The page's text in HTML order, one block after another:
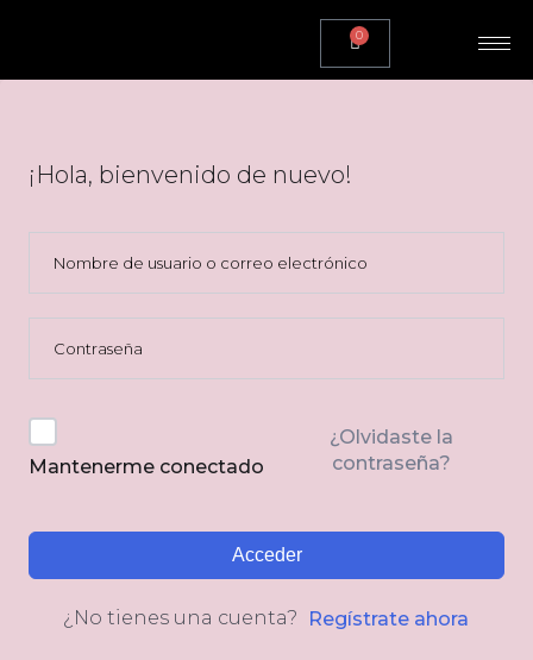
0
¡Hola, bienvenido de nuevo!
Mantenerme conectado
¿Olvidaste la
contraseña?
Acceder
¿No tienes una cuenta? Regístrate ahora